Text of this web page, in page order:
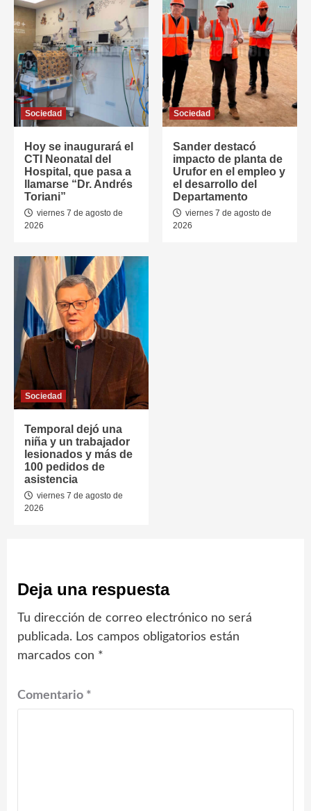
Sociedad
Hoy se inaugurará el
CTI Neonatal del
Hospital, que pasa a
llamarse “Dr. Andrés
Toriani”
viernes 7 de agosto de
2026
Sociedad
Sander destacó
impacto de planta de
Urufor en el empleo y
el desarrollo del
Departamento
viernes 7 de agosto de
2026
Sociedad
Temporal dejó una
niña y un trabajador
lesionados y más de
100 pedidos de
asistencia
viernes 7 de agosto de
2026
Deja una respuesta
Tu dirección de correo electrónico no será
publicada. Los campos obligatorios están
marcados con *
Comentario *